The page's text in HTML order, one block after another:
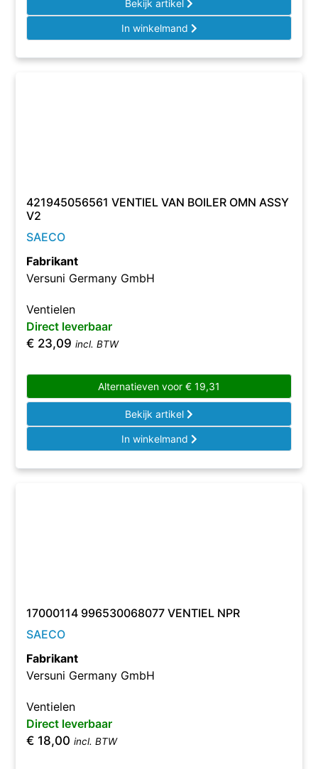
Bekijk artikel
In winkelmand
421945056561 VENTIEL VAN BOILER OMN ASSY
V2
SAECO
Fabrikant
Versuni Germany GmbH
Ventielen
Direct leverbaar
€ 23,09 incl. BTW
Alternatieven voor € 19,31
Bekijk artikel
In winkelmand
17000114 996530068077 VENTIEL NPR
SAECO
Fabrikant
Versuni Germany GmbH
Ventielen
Direct leverbaar
€ 18,00 incl. BTW